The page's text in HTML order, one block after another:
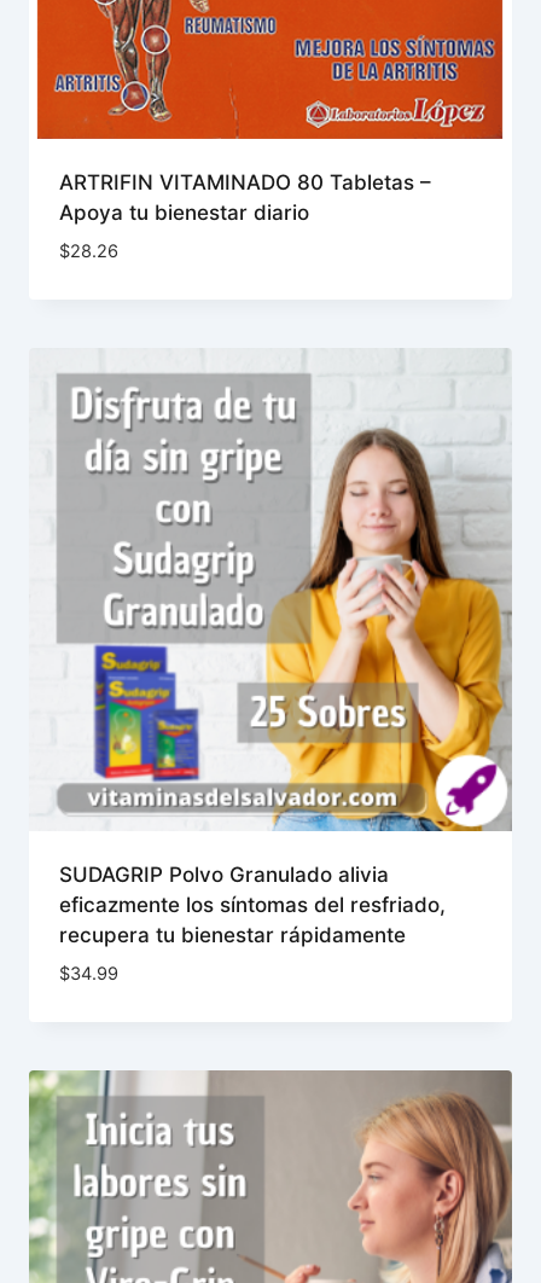
ARTRIFIN VITAMINADO 80 Tabletas –
Apoya tu bienestar diario
$28.26
SUDAGRIP Polvo Granulado alivia
eficazmente los síntomas del resfriado,
recupera tu bienestar rápidamente
$34.99